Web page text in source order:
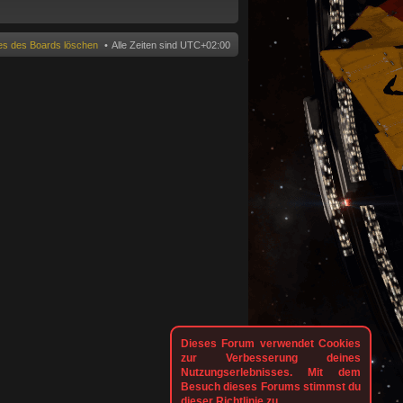
Dieses Forum verwendet Cookies
zur Verbesserung deines
Nutzungserlebnisses. Mit dem
Besuch dieses Forums stimmst du
Alle Zeiten sind UTC+02:00
des Boards löschen